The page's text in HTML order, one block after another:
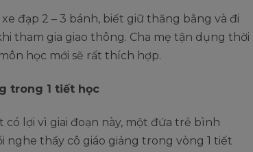
đạp 2 – 3 bánh, biết giữ thăng bằng và đi
tham gia giao thông. Cha mẹ tận dụng thời
học mới sẽ rất thích hợp.
trong 1 tiết học
có lợi vì giai đoạn này, một đứa trẻ bình
thầy cô giáo giảng trong vòng 1 tiết